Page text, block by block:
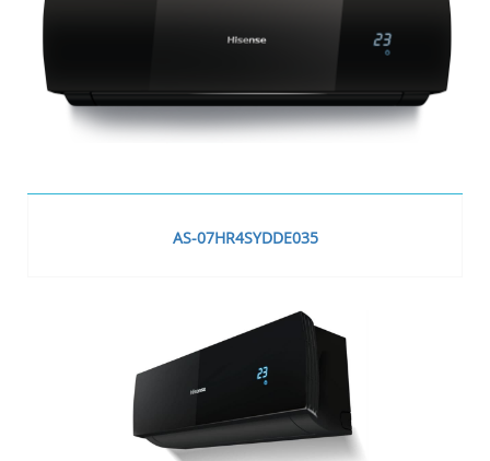
AS-07HR4SYDDE035